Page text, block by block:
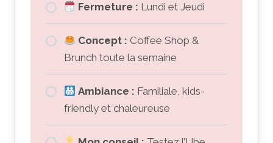
Fermeture : Lundi et Jeudi
Concept : Coffee Shop &
Brunch toute la semaine
Ambiance : Familiale, kids-
friendly et chaleureuse